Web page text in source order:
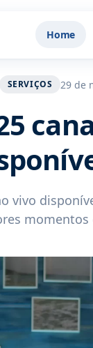
Home
SERVIÇOS 29 de
vivo
momentos